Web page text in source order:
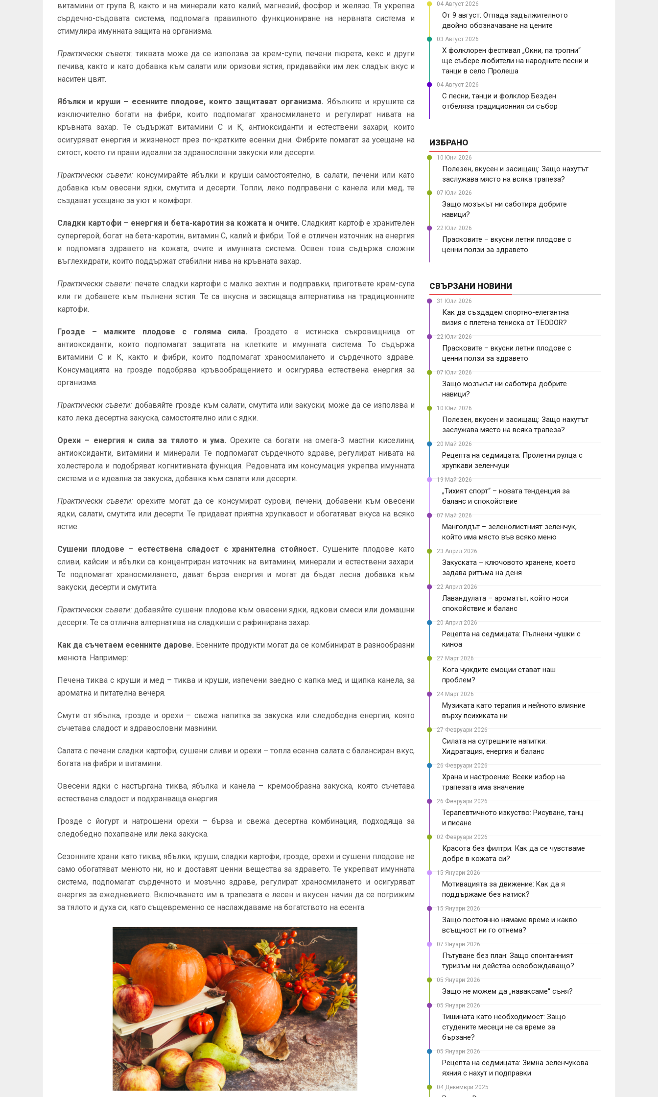
витамини от група В, както и на минерали като калий, магнезий, фосфор и желязо. Тя укрепва
сърдечно-съдовата система, подпомага правилното функциониране на нервната система и
стимулира имунната защита на организма.
Практически съвети: тиквата може да се използва за крем-супи, печени пюрета, кекс и други
печива, както и като добавка към салати или оризови ястия, придавайки им лек сладък вкус и
наситен цвят.
Ябълки и круши – есенните плодове, които защитават организма. Ябълките и крушите са
изключително богати на фибри, които подпомагат храносмилането и регулират нивата на
кръвната захар. Те съдържат витамини С и К, антиоксиданти и естествени захари, които
осигуряват енергия и жизненост през по-кратките есенни дни. Фибрите помагат за усещане на
ситост, което ги прави идеални за здравословни закуски или десерти.
Практически съвети: консумирайте ябълки и круши самостоятелно, в салати, печени или като
добавка към овесени ядки, смутита и десерти. Топли, леко подправени с канела или мед, те
създават усещане за уют и комфорт.
Сладки картофи – енергия и бета-каротин за кожата и очите.Сладкият картоф е хранителен
супергерой, богат на бета-каротин, витамин С, калий и фибри. Той е отличен източник на енергия
и подпомага здравето на кожата, очите и имунната система. Освен това съдържа сложни
въглехидрати, които поддържат стабилни нива на кръвната захар.
Практически съвети: печете сладки картофи с малко зехтин и подправки, пригответе крем-супа
или ги добавете към пълнени ястия. Те са вкусна и засищаща алтернатива на традиционните
картофи.
Грозде – малките плодове с голяма сила.
Гроздето е истинска съкровищница от
антиоксиданти, които подпомагат защитата на клетките и имунната система. То съдържа
витамини С и К, както и фибри, които подпомагат храносмилането и сърдечното здраве.
Консумацията на грозде подобрява кръвообращението и осигурява естествена енергия за
организма.
Практически съвети: добавяйте грозде към салати, смутита или закуски; може да се използва и
като лека десертна закуска, самостоятелно или с ядки.
Орехи – енергия и сила за тялото и ума.Орехите са богати на омега-3 мастни киселини,
антиоксиданти, витамини и минерали. Те подпомагат сърдечното здраве, регулират нивата на
холестерола и подобряват когнитивната функция. Редовната им консумация укрепва имунната
система и е идеална за закуска, добавка към салати или десерти.
Практически съвети: орехите могат да се консумират сурови, печени, добавени към овесени
ядки, салати, смутита или десерти. Те придават приятна хрупкавост и обогатяват вкуса на всяко
ястие.
Сушени плодове – естествена сладост с хранителна стойност. Сушените плодове като
сливи, кайсии и ябълки са концентриран източник на витамини, минерали и естествени захари.
Те подпомагат храносмилането, дават бърза енергия и могат да бъдат лесна добавка към
закуски, десерти и смутита.
Практически съвети: добавяйте сушени плодове към овесени ядки, ядкови смеси или домашни
десерти. Те са отлична алтернатива на сладкиши с рафинирана захар.
Как да съчетаем есенните дарове. Есенните продукти могат да се комбинират в разнообразни
менюта. Например:
Печена тиква с круши и мед – тиква и круши, изпечени заедно с капка мед и щипка канела, за
ароматна и питателна вечеря.
Смути от ябълка, грозде и орехи – свежа напитка за закуска или следобедна енергия, която
съчетава сладост и здравословни мазнини.
Салата с печени сладки картофи, сушени сливи и орехи – топла есенна салата с балансиран вкус,
богата на фибри и витамини.
Овесени ядки с настъргана тиква, ябълка и канела – кремообразна закуска, която съчетава
естествена сладост и подхранваща енергия.
Грозде с йогурт и натрошени орехи – бърза и свежа десертна комбинация, подходяща за
следобедно похапване или лека закуска.
Сезонните храни като тиква, ябълки, круши, сладки картофи, грозде, орехи и сушени плодове не
само обогатяват менюто ни, но и доставят ценни вещества за здравето. Те укрепват имунната
система, подпомагат сърдечното и мозъчно здраве, регулират храносмилането и осигуряват
енергия за ежедневието. Включването им в трапезата е лесен и вкусен начин да се погрижим
за тялото и духа си, като същевременно се наслаждаваме на богатството на есента.
04 Август 2026
От 9 август: Отпада задължителното
двойно обозначаване на цените
03 Август 2026
X фолклорен фестивал „Окни, па тропни“
ще събере любители на народните песни и
танци в село Пролеша
04 Август 2026
С песни, танци и фолклор Безден
отбеляза традиционния си събор
ИЗБРАНО
10 Юни 2026
Полезен, вкусен и засищащ: Защо нахутът
заслужава място на всяка трапеза?
07 Юли 2026
Защо мозъкът ни саботира добрите
навици?
22 Юли 2026
Прасковите – вкусни летни плодове с
ценни ползи за здравето
СВЪРЗАНИ НОВИНИ
31 Юли 2026
Как да създадем спортно-елегантна
визия с плетена тениска от TEODOR?
22 Юли 2026
Прасковите – вкусни летни плодове с
ценни ползи за здравето
07 Юли 2026
Защо мозъкът ни саботира добрите
навици?
10 Юни 2026
Полезен, вкусен и засищащ: Защо нахутът
заслужава място на всяка трапеза?
20 Май 2026
Рецепта на седмицата: Пролетни рулца с
хрупкави зеленчуци
19 Май 2026
„Тихият спорт“ – новата тенденция за
баланс и спокойствие
07 Май 2026
Манголдът – зеленолистният зеленчук,
който има място във всяко меню
23 Април 2026
Закуската – ключовото хранене, което
задава ритъма на деня
22 Април 2026
Лавандулата – ароматът, който носи
спокойствие и баланс
20 Април 2026
Рецепта на седмицата: Пълнени чушки с
киноа
27 Март 2026
Кога чуждите емоции стават наш
проблем?
24 Март 2026
Музиката като терапия и нейното влияние
върху психиката ни
27 Февруари 2026
Силата на сутрешните напитки:
Хидратация, енергия и баланс
26 Февруари 2026
Храна и настроение: Всеки избор на
трапезата има значение
26 Февруари 2026
Терапевтичното изкуство: Рисуване, танц
и писане
02 Февруари 2026
Красота без филтри: Как да се чувстваме
добре в кожата си?
15 Януари 2026
Мотивацията за движение: Kак да я
поддържаме без натиск?
15 Януари 2026
Защо постоянно нямаме време и какво
всъщност ни го отнема?
07 Януари 2026
Пътуване без план: Защо спонтанният
туризъм ни действа освобождаващо?
05 Януари 2026
Защо не можем да „наваксаме“ съня?
05 Януари 2026
Тишината като необходимост: Защо
студените месеци не са време за
бързане?
05 Януари 2026
Рецепта на седмицата: Зимна зеленчукова
яхния с нахут и подправки
04 Декември 2025